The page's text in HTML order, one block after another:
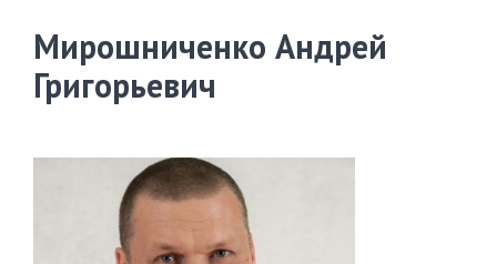
Мирошниченко Андрей
Григорьевич